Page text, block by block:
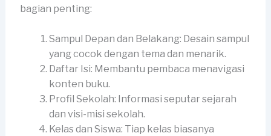
bagian penting:
Sampul Depan dan Belakang: Desain sampul
yang cocok dengan tema dan menarik.
Daftar Isi: Membantu pembaca menavigasi
konten buku.
Profil Sekolah: Informasi seputar sejarah
dan visi-misi sekolah.
Kelas dan Siswa: Tiap kelas biasanya